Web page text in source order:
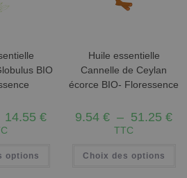
BIO
14.55€
options
Huile essentielle
Cannelle de Ceylan
écorce BIO- Floressence
9.54€ – 51.25€
TTC
Choix des options